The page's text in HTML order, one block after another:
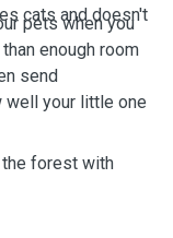
cats and doesn't
pets when you
enough room
send
your little one
the forest with